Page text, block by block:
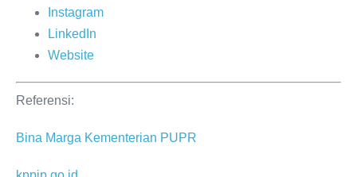
Instagram
LinkedIn
Website
Referensi:
Bina Marga Kementerian PUPR